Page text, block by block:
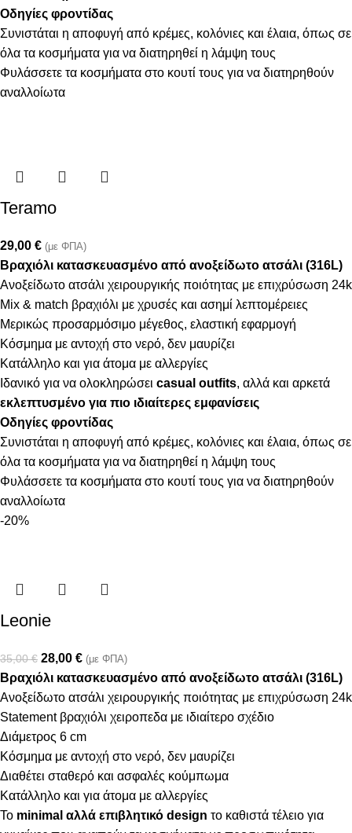
Οδηγίες φροντίδας
Συνιστάται η αποφυγή από κρέμες, κολόνιες και έλαια, όπως σε
όλα τα κοσμήματα για να διατηρηθεί η λάμψη τους
Φυλάσσετε τα κοσμήματα στο κουτί τους για να διατηρηθούν
αναλλοίωτα
Teramo
29,00 € (με ΦΠΑ)
Βραχιόλι κατασκευασμένο από ανοξείδωτο ατσάλι (316L)
Ανοξείδωτο ατσάλι χειρουργικής ποιότητας με επιχρύσωση 24k
Mix & match βραχιόλι με χρυσές και ασημί λεπτομέρειες
Μερικώς προσαρμόσιμο μέγεθος, ελαστική εφαρμογή
Κόσμημα με αντοχή στο νερό, δεν μαυρίζει
Κατάλληλο και για άτομα με αλλεργίες
Ιδανικό για να ολοκληρώσει casual outfits, αλλά και αρκετά
εκλεπτυσμένο για πιο ιδιαίτερες εμφανίσεις
Οδηγίες φροντίδας
Συνιστάται η αποφυγή από κρέμες, κολόνιες και έλαια, όπως σε
όλα τα κοσμήματα για να διατηρηθεί η λάμψη τους
Φυλάσσετε τα κοσμήματα στο κουτί τους για να διατηρηθούν
αναλλοίωτα
-20%
Leonie
35,00€ 28,00 € (με ΦΠΑ)
Βραχιόλι κατασκευασμένο από ανοξείδωτο ατσάλι (316L)
Ανοξείδωτο ατσάλι χειρουργικής ποιότητας με επιχρύσωση 24k
Statement βραχιόλι χειροπεδα με ιδιαίτερο σχέδιο
Διάμετρος 6 cm
Κόσμημα με αντοχή στο νερό, δεν μαυρίζει
Διαθέτει σταθερό και ασφαλές κούμπωμα
Κατάλληλο και για άτομα με αλλεργίες
Το minimal αλλά επιβλητικό design το καθιστά τέλειο για